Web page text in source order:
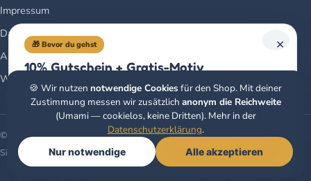
Impressum
Datenschutz
AGB
Widerrufsbelehrung
© 2026 Christoph Alexander Verlag e.U. · Klagenfurt, Österreich
Sicher bezahlen mit
×
🎁 Bevor du gehst
10% Gutschein + Gratis-Motiv
Unser Newsletter: jeden Monat ein Gratis-Ausmalbild,
Neues aus dem Verlag & ein 10%-Gutschein auf deine erste
Bestellung. Kein Spam.
🧭 Buchberater
🍪 Wir nutzen notwendige Cookies für den Shop. Mit deiner
Zustimmung messen wir zusätzlich anonym die Reichweite
(Umami — cookielos, keine Dritten). Mehr in der
Datenschutzerklärung.
Nur notwendige Alle akzeptieren